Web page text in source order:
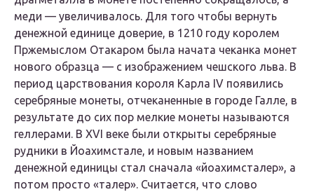
меди — увеличивалось. Для того чтобы вернуть
денежной единице доверие, в 1210 году королем
Пржемыслом Отакаром была начата чеканка монет
нового образца — с изображением чешского льва. В
период царствования короля Карла IV появились
серебряные монеты, отчеканенные в городе Галле, в
результате до сих пор мелкие монеты называются
геллерами. В XVI веке были открыты серебряные
рудники в Йоахимстале, и новым названием
денежной единицы стал сначала «йоахимсталер», а
потом просто «талер». Считается, что слово